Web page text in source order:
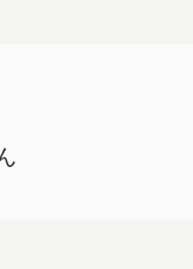
ーリーが、警備隊
カスは、WWWAに
はその要求を拒
論を出し、装置のス
る26話の2編。